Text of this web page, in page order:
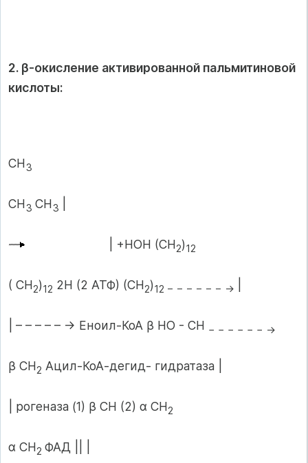
2. β-окисление активированной пальмитиновой
кислоты:
СН3
СН3 СН3
| +НОН (СН2)12
( СН2)12 2Н (2 АТФ) (СН2)12 − − − − − − →
| – – – – – → Еноил-КоА β НО - СН − − − − − − →
β СН2 Ацил-КоА-дегид- гидратаза |
| рогеназа (1) β СН (2) α СН2
α СН2 ФАД || |